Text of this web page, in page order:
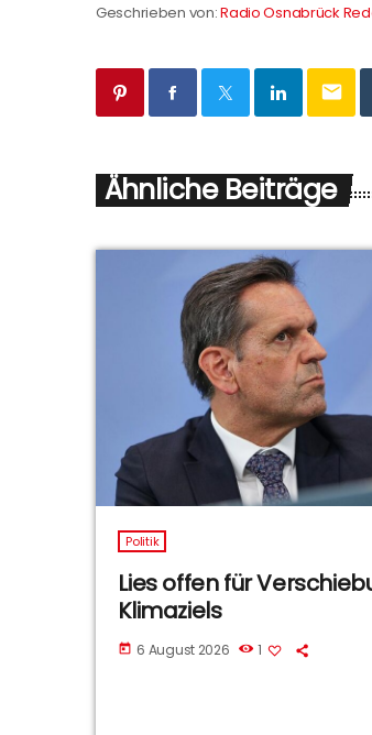
Geschrieben von:Radio Osnabrück
email
Ähnliche Beiträge
Politik
Lies offen für
Klimaziels
today 6 August 2026 1